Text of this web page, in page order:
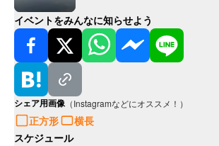
イベントをみんなに知らせよう
シェア用画像 （Instagramなどにオススメ！）
正方形
横長
スケジュール